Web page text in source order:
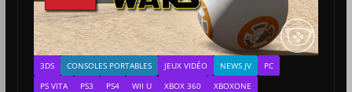
3DS CONSOLES PORTABLES JEUX VIDÉO NEWS JV
PC
PS VITA
PS3 PS4 WII U XBOX 360 XBOXONE